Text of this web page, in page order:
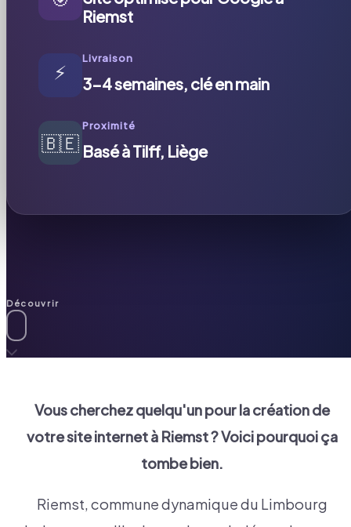
Riemst
⚡
Livraison
3-4 semaines, clé en main
🇧🇪
Proximité
Basé à Tilff, Liège
Découvrir
Vous cherchez quelqu'un pour la création de
votre site internet à Riemst? Voici pourquoi ça
tombe bien.
Riemst, commune dynamique du Limbourg